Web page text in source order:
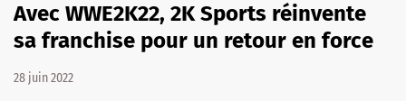
Avec WWE2K22, 2K Sports réinvente
sa franchise pour un retour en force
28 juin 2022